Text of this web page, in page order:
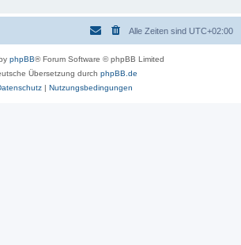
Alle Zeiten sind UTC+02:00
phpBB® Forum Software © phpBB Limited
Übersetzung durch phpBB.de
| Nutzungsbedingungen